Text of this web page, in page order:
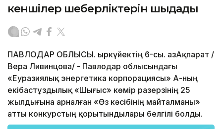
кеншілер шеберліктерін шыңдады
ПАВЛОДАР ОБЛЫСЫ. Қыркүйектің 6-сы. ҚазАқпарат /
Вера Ливинцова/ - Павлодар облысындағы
«Еуразиялық энергетика корпорациясы» АҚ-ның
екібастұздылық «Шығыс» көмір разерзінің 25
жылдығына арналған «Өз кәсібінің майталманы»
атты конкурстың қорытындылары белгілі болды.